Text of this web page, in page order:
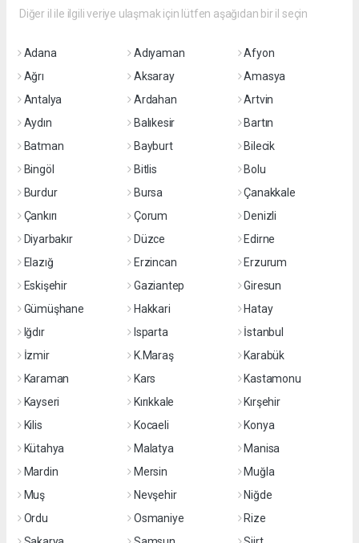
Diğer il ile ilgili veriye ulaşmak için lütfen aşağıdan bir il seçin
Adana Adıyaman
Afyon
Ağrı
Aksaray
Amasya
Antalya
Ardahan
Artvin
Aydın
Balıkesir
Bartın
Batman
Bayburt
Bilecik
Bingöl
Bitlis
Bolu
Burdur
Bursa
Çanakkale
Çankırı
Çorum
Denizli
Diyarbakır
Düzce
Edirne
Elazığ
Erzincan
Erzurum
Eskişehir
Gaziantep
Giresun
Gümüşhane
Hakkari
Hatay
Iğdır
Isparta
İstanbul
İzmir
K.Maraş
Karabük
Karaman
Kars
Kastamonu
Kayseri
Kırıkkale
Kırşehir
Kilis
Kocaeli
Konya
Kütahya
Malatya
Manisa
Mardin
Mersin
Muğla
Muş
Nevşehir
Niğde
Ordu
Osmaniye
Rize